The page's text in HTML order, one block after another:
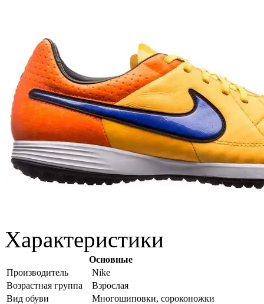
Характеристики
Основные
Производитель
Nike
Возрастная группа
Взрослая
Вид обуви
Многошиповки, сороконожки